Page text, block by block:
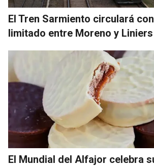
El Tren Sarmiento circulará
limitado entre Moreno y
El Mundial del Alfajor celebra